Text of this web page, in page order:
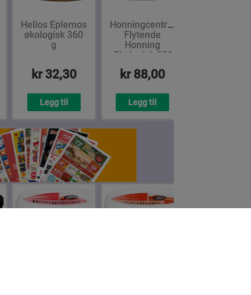
Helios Eplemos
økologisk 360
g
kr 32,30
Legg til
Honningcentralen
Flytende
Honning
Økologisk 350
kr 88,00
Legg til